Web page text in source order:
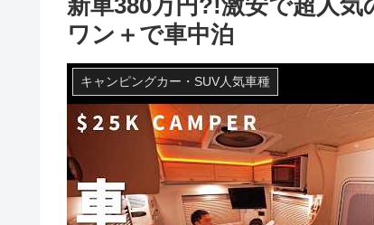
ワン＋で車中泊
キャンピングカー・SUV人気車種